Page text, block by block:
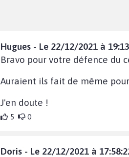
Hugues - Le 22/12/2021 à
Bravo pour votre défence du
Auraient ils fait de même
J'en doute !
5 0
Doris - Le 22/12/2021 à